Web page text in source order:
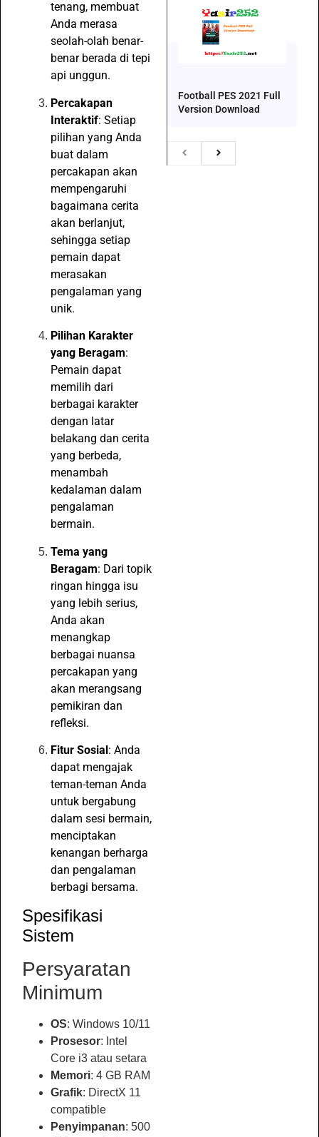
tenang, membuat
Anda merasa
seolah-olah benar-
benar berada di tepi
api unggun.
Percakapan
Interaktif: Setiap
pilihan yang Anda
buat dalam
percakapan akan
mempengaruhi
bagaimana cerita
akan berlanjut,
sehingga setiap
pemain dapat
merasakan
pengalaman yang
unik.
Pilihan Karakter
yang Beragam:
Pemain dapat
memilih dari
berbagai karakter
dengan latar
belakang dan cerita
yang berbeda,
menambah
kedalaman dalam
pengalaman
bermain.
Tema yang
Beragam: Dari topik
ringan hingga isu
yang lebih serius,
Anda akan
menangkap
berbagai nuansa
percakapan yang
akan merangsang
pemikiran dan
refleksi.
Fitur Sosial: Anda
dapat mengajak
teman-teman Anda
untuk bergabung
dalam sesi bermain,
menciptakan
kenangan berharga
dan pengalaman
berbagi bersama.
Spesifikasi
Sistem
Persyaratan
Minimum
OS: Windows 10/11
Prosesor: Intel
Core i3 atau setara
Memori: 4 GB RAM
Grafik: DirectX 11
compatible
Penyimpanan: 500
Football PES 2021 Full
Version Download